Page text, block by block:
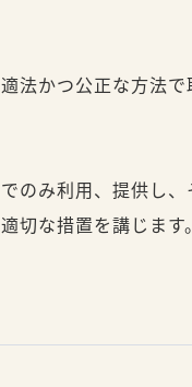
かつ公正な方法で
のみ利用、提供し、
切な措置を講じます。